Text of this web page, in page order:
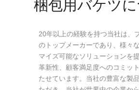
梱包用バケツ
20年以上の経験を持つ当社は、
のトップメーカーであり、様々
マイズ可能なソリューションを
革新性、顧客満足度へのコミッ
たせています。当社の豊富な製